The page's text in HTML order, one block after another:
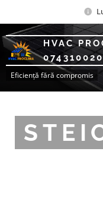
HVAC
Eficiență fără compromis